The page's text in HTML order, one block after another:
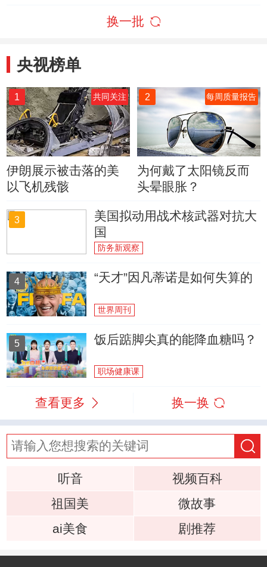
20190401
换一批
央视榜单
1 共同关注
伊朗展示被击落的美
以飞机残骸
2 每周质量报告
为何戴了太阳镜反而
头晕眼胀？
3
美国拟动用战术核武器对抗大
国
防务新观察
4 “天才”因凡蒂诺是如何失算的
世界周刊
5 饭后踮脚尖真的能降血糖吗？
职场健康课
查看更多 换一换
听音
视频百科
祖国美
微故事
ai美食
剧推荐